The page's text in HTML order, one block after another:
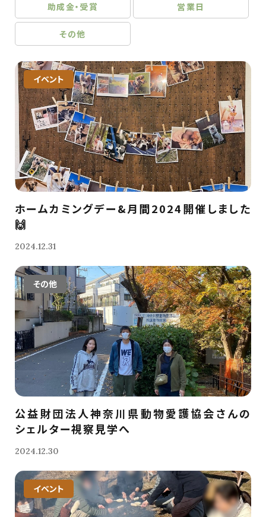
助成金・受賞 営業日
その他
イベント
ホームカミングデー&月間2024開催しました
🙌
2024.12.31
その他
公益財団法人神奈川県動物愛護協会さんの
シェルター視察見学へ
2024.12.30
イベント